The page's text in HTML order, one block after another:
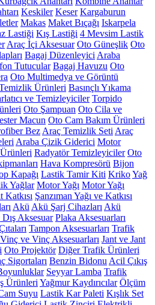
Keskiler Keser Kargaburun
Makas Maket Bıçağı Iskarpela
Lastiği Kış Lastiği 4 Mevsim Lastik
Araç İçi Aksesuar Oto Güneşlik Oto
Bagaj Düzenleyici Araba
Tutucular Bagaj Havuzu Oto
Oto Multimedya ve Görüntü
Ürünleri Basınçlı Yıkama
ve Temizleyiciler Torpido
Oto Şampuan Oto Cila ve
Macun Oto Cam Bakım Ürünleri
Bez Araç Temizlik Seti Araç
Araba Çizik Giderici Motor
Radyatör Temizleyiciler Oto
Hava Kompresörü Bijon
Kapağı Lastik Tamir Kiti KrikoYağ
Yağlar Motor Yağı Motor Yağı
Katkısı Şanzıman Yağı ve Katkısı
Akü Akü Şarj Cihazları Akü
Aksesuar Plaka Aksesuarları
Tampon Aksesuarları Trafik
Vinç ve Vinç Aksesuarları Jant ve Jant
Oto Projektör Diğer Trafik Ürünleri
Sigortaları Benzin Bidonu Acil Çıkış
Seyyar Lamba Trafik
Ürünleri Yağmur Kaydırıcılar Ölçüm
Suyu Lastik Kar Paleti Kışlık Set